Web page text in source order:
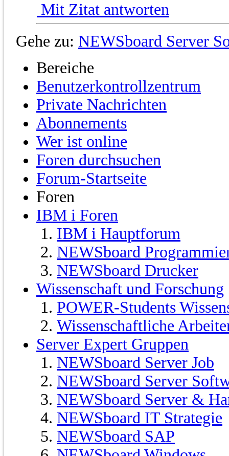
Mit Zitat antworten
Gehe zu: NEWSboard Server
Bereiche
Benutzerkontrollzentrum
Private Nachrichten
Abonnements
Wer ist online
Foren durchsuchen
Forum-Startseite
Foren
IBM i Foren
IBM i Hauptforum
NEWSboard
NEWSboard Drucker
Wissenschaft und Forschung
POWER-Students
Wissenschaftliche
Server Expert Gruppen
NEWSboard Server Job
NEWSboard Server
NEWSboard Server &
NEWSboard IT Strategie
NEWSboard SAP